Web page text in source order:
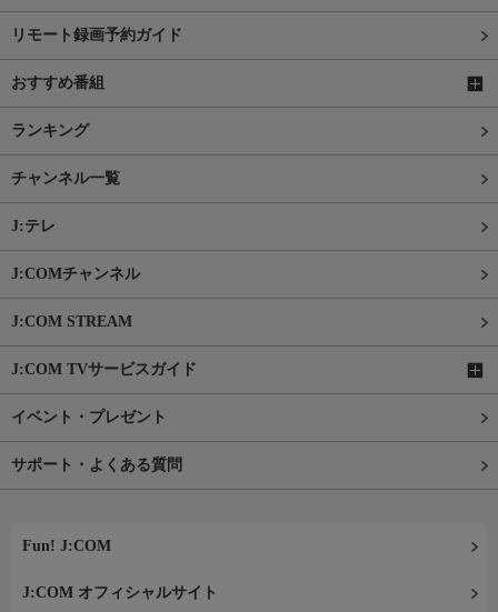
リモート録画予約ガイド
おすすめ番組
ランキング
チャンネル一覧
J:テレ
J:COMチャンネル
J:COM STREAM
J:COM TVサービスガイド
イベント・プレゼント
サポート・よくある質問
Fun! J:COM
J:COM オフィシャルサイト